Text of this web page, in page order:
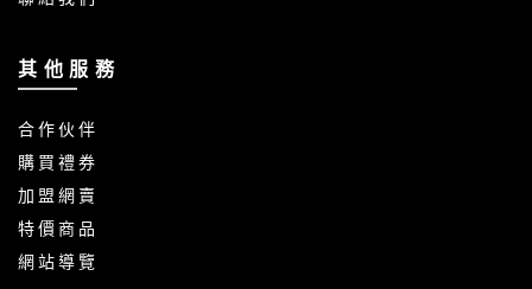
其 他 服 務
合 作 伙 伴
購 買 禮 券
加 盟 網 賣
特 價 商 品
網 站 導 覽